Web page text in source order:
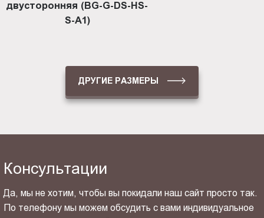
двусторонняя (BG-G-DS-HS-
S-A1)
ДРУГИЕ РАЗМЕРЫ
Консультации
Да, мы не хотим, чтобы вы покидали наш сайт просто так.
По телефону мы можем обсудить с вами индивидуальное